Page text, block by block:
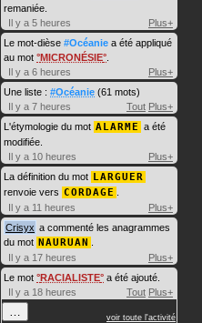
remaniée.
Il y a 5 heures
Plus+
Le mot-dièse #Océanie a été appliqué
au mot MICRONÉSIE
Il y a 6 heures
Plus+
Une liste : #Océanie (61 mots)
Il y a 7 heures
Tout Plus+
L'étymologie du mot ALARME a été
modifiée.
Il y a 10 heures
Plus+
La définition du mot LARGUER
renvoie vers CORDAGE
Il y a 11 heures
Plus+
Crisyx a commenté les anagrammes
du mot NAURUAN
Il y a 17 heures
Plus+
Le mot RACIALISTE a été ajouté.
Il y a 18 heures
Tout Plus+
… voir toute l'activité